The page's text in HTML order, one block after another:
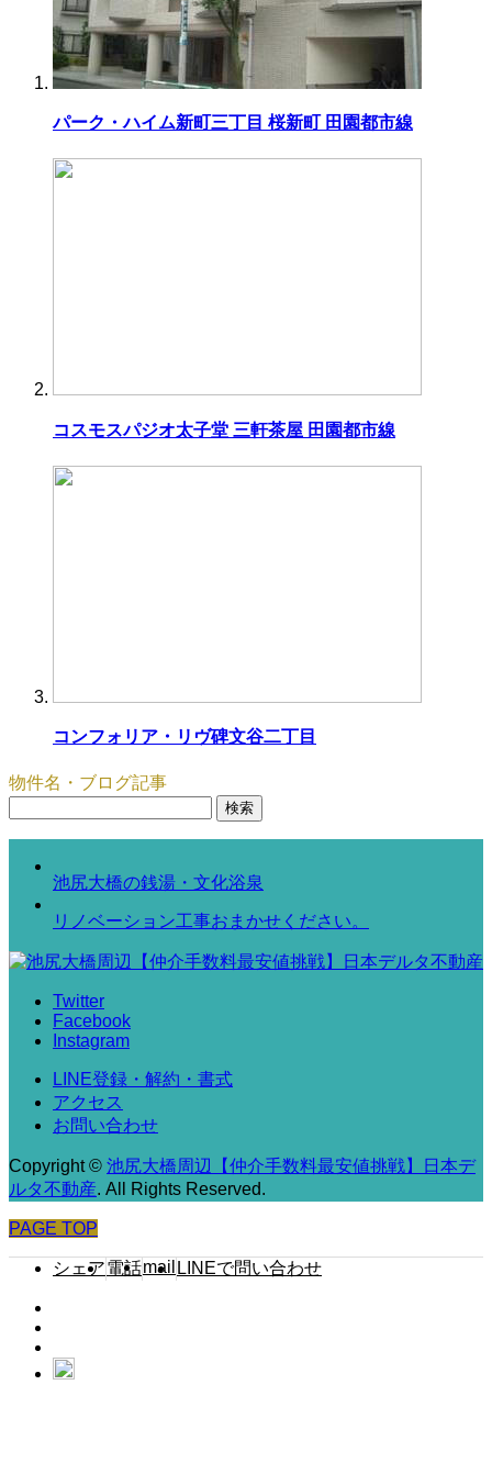
パーク・ハイム新町三丁目 桜新町 田園都市線
コスモスパジオ太子堂 三軒茶屋 田園都市線
コンフォリア・リヴ碑文谷二丁目
物件名・ブログ記事
池尻大橋の銭湯・文化浴泉
リノベーション工事おまかせください。
Twitter
Facebook
Instagram
LINE登録・解約・書式
アクセス
お問い合わせ
Copyright© 池尻大橋周辺【仲介手数料最安値挑戦】日本デ
ルタ不動産. All Rights Reserved.
PAGE TOP
シェア電話mail LINEで問い合わせ